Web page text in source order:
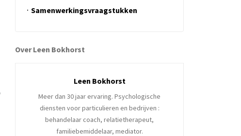
Samenwerkingsvraagstukken
Over Leen Bokhorst
Leen Bokhorst
Meer dan 30 jaar ervaring. Psychologische
diensten voor particulieren en bedrijven :
behandelaar coach, relatietherapeut,
familiebemiddelaar, mediator.